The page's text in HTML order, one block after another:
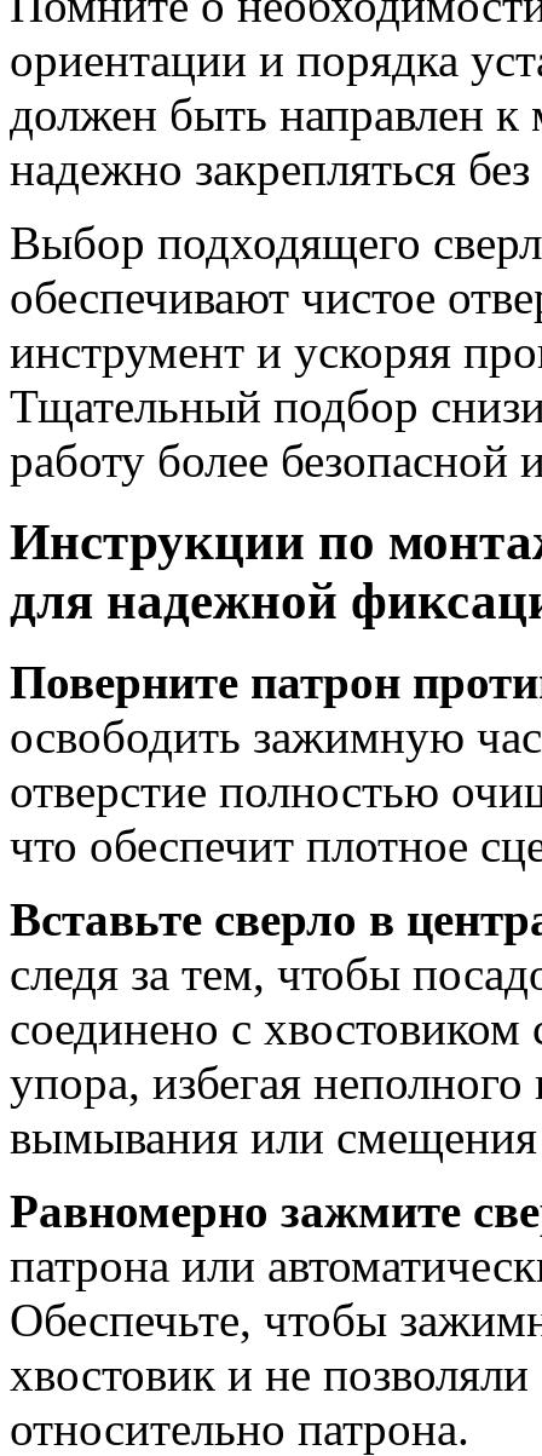
ориентации и порядка
должен быть направлен к
надежно закрепляться
Выбор подходящего
обеспечивают чистое
инструмент и ускоряя
Тщательный подбор
работу более безопасной
Инструкции по
для надежной
Поверните патрон
освободить зажимную
отверстие полностью
что обеспечит плотное
Вставьте сверло в
следя за тем, чтобы
соединено с хвостовиком
упора, избегая
вымывания или
Равномерно зажмите
патрона или
Обеспечьте, чтобы
хвостовик и не
относительно патрона.